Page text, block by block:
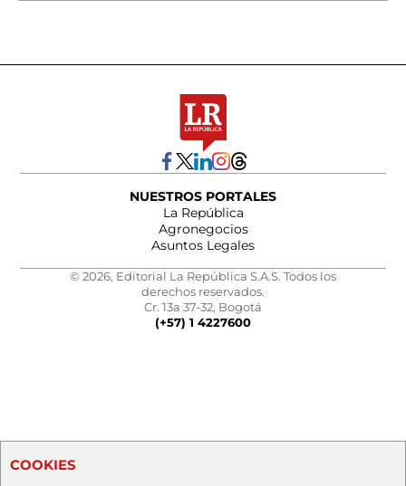
NUESTROS PORTALES
La República
Agronegocios
Asuntos Legales
© 2026, Editorial La República S.A.S. Todos los
derechos reservados.
Cr. 13a 37-32, Bogotá
(+57) 1 4227600
COOKIES